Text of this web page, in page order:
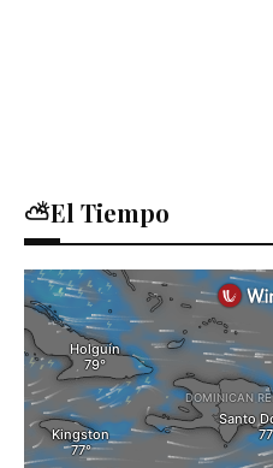
⛅El Tiempo